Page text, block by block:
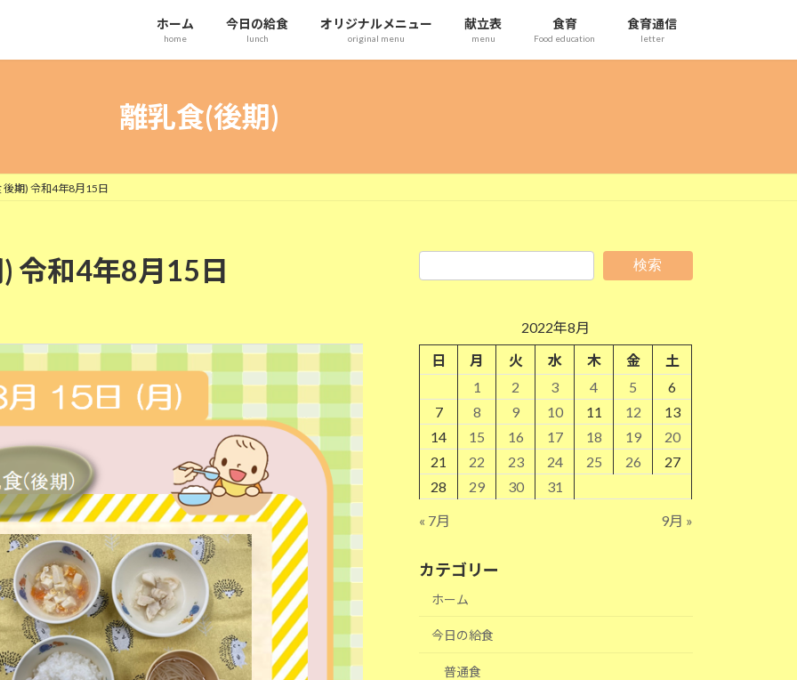
ホーム
home
今日の給食
lunch
オリジナルメニュー
original menu
献立表
menu
食育
Food education
食育通信
letter
離乳食(後期)
期) 令和4年8月15日
令和4年8月15日 検索
2022年8月
日
月 火 水 木 金
土
1
2 3 4 5
6
7
8 9 10 11 12
13
14
15 16 17 18 19
20
21
22 23 24 25 26
27
28
29 30 31
« 7月 9月 »
カテゴリー
ホーム
今日の給食
普通食